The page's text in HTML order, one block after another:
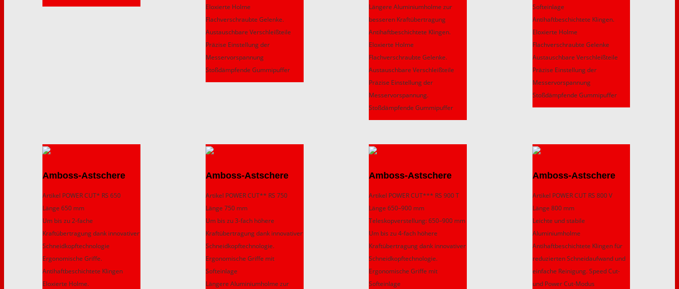
Eloxierte Holme
Flachverschraubte Gelenke.
Austauschbare Verschleißteile
Präzise Einstellung der
Messervorspannung
Stoßdämpfende Gummipuffer
Längere Aluminiumholme zur
besseren Kraftübertragung
Antihaftbeschichtete Klingen.
Eloxierte Holme
Flachverschraubte Gelenke.
Austauschbare Verschleißteile
Präzise Einstellung der
Messervorspannung.
Stoßdämpfende Gummipuffer
Softeinlage
Antihaftbeschichtete Klingen.
Eloxierte Holme
Flachverschraubte Gelenke
Austauschbare Verschleißteile
Präzise Einstellung der
Messervorspannung
Stoßdämpfende Gummipuffer
Amboss-Astschere
Artikel POWER CUT* RS 650
Länge 650 mm
Um bis zu 2-fache
Kraftübertragung dank innovativer
Schneidkopftechnologie
Ergonomische Griffe.
Antihaftbeschichtete Klingen
Eloxierte Holme.
Amboss-Astschere
Artikel POWER CUT** RS 750
Länge 750 mm
Um bis zu 3-fach höhere
Kraftübertragung dank innovativer
Schneidkopftechnologie.
Ergonomische Griffe mit
Softeinlage
Längere Aluminiumholme zur
Amboss-Astschere
Artikel POWER CUT*** RS 900 T
Länge 650–900 mm
Teleskopverstellung: 650–900 mm
Um bis zu 4-fach höhere
Kraftübertragung dank innovativer
Schneidkopftechnologie.
Ergonomische Griffe mit
Softeinlage
Amboss-Astschere
Artikel POWER CUT RS 800 V
Länge 800 mm
Leichte und stabile
Aluminiumholme
Antihaftbeschichtete Klingen für
reduzierten Schneidaufwand und
einfache Reinigung. Speed Cut-
und Power Cut-Modus